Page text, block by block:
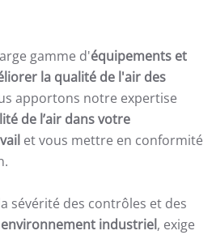
gamme d'équipements et
la qualité de l'air des
apportons notre expertise
de l’air dans votre
et vous mettre en conformité
sévérité des contrôles et des
environnement industriel, exige